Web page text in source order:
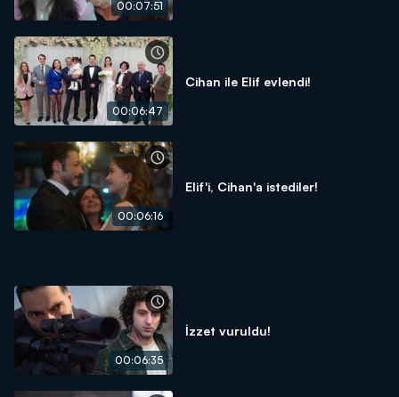
00:07:51
00:06:47
Cihan ile Elif evlendi!
00:06:16
Elif'i, Cihan'a istediler!
00:06:35
İzzet vuruldu!